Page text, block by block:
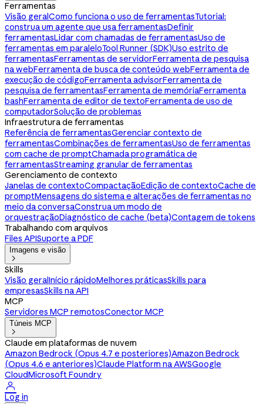
Ferramentas
Visão geralComo funciona o uso de ferramentasTutorial:
construa um agente que usa ferramentasDefinir
ferramentasLidar com chamadas de ferramentasUso de
ferramentas em paraleloTool Runner (SDK)Uso estrito de
ferramentasFerramentas de servidorFerramenta de pesquisa
na webFerramenta de busca de conteúdo webFerramenta de
execução de códigoFerramenta advisorFerramenta de
pesquisa de ferramentasFerramenta de memóriaFerramenta
bashFerramenta de editor de textoFerramenta de uso de
computadorSolução de problemas
Infraestrutura de ferramentas
Referência de ferramentasGerenciar contexto de
ferramentasCombinações de ferramentasUso de ferramentas
com cache de promptChamada programática de
ferramentasStreaming granular de ferramentas
Gerenciamento de contexto
Janelas de contextoCompactaçãoEdição de contextoCache de
promptMensagens do sistema e alterações de ferramentas no
meio da conversaConstrua um modo de
orquestraçãoDiagnóstico de cache (beta)Contagem de tokens
Trabalhando com arquivos
Files APISuporte a PDF
Imagens e visão

Skills
Visão geralInício rápidoMelhores práticasSkills para
empresasSkills na API
MCP
Servidores MCP remotosConector MCP
Túneis MCP

Claude em plataformas de nuvem
Amazon Bedrock (Opus 4.7 e posteriores)Amazon Bedrock
(Opus 4.6 e anteriores)Claude Platform na AWSGoogle
CloudMicrosoft Foundry

Log in